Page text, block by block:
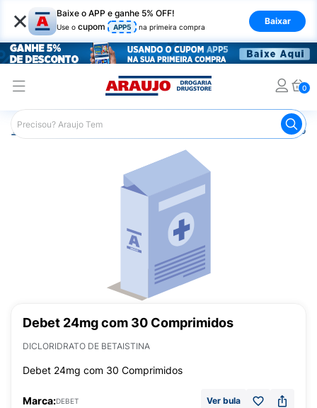
× Baixe o APP e ganhe 5% OFF!
Use o cupom APP5 na primeira compra
Baixar
0
Araujo Medicamentos Remédio para Sistema Nervoso
Debet 24mg com 30 Comprimidos
DICLORIDRATO DE BETAISTINA
Debet 24mg com 30 Comprimidos
Marca:DEBET Ver bula